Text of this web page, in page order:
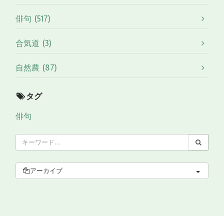
俳句 (517)
合気道 (3)
自然農 (87)
タグ
俳句
アーカイブ